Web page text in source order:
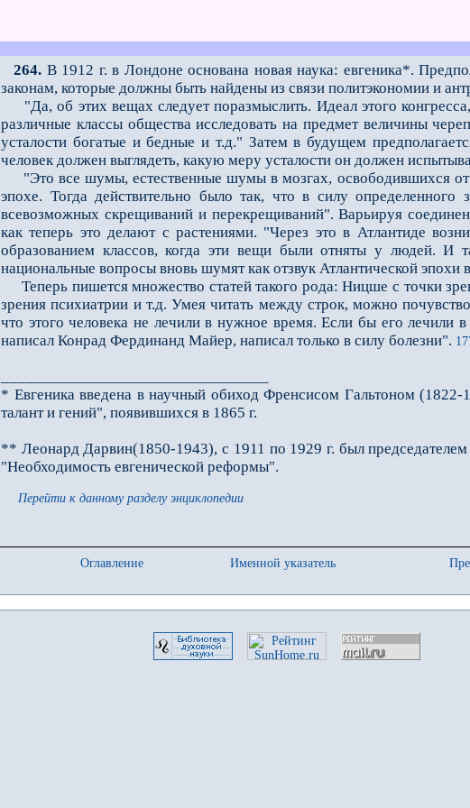
264. В 1912 г. в Лондоне основана новая наука: евгеника*.
законам, которые должны быть найдены из связи политэкономии и
"Да, об этих вещах следует поразмыслить. Идеал этого
различные классы общества исследовать на предмет величины
усталости богатые и бедные и т.д." Затем в будущем
человек должен выглядеть, какую меру усталости он должен
"Это всe шумы, естественные шумы в мозгах, освободившихся
эпохе. Тогда действительно было так, что в силу
всевозможных скрещиваний и перекрещиваний". Варьируя
как теперь это делают с растениями. "Через это в Атлантиде
образованием классов, когда эти вещи были отняты у людей. И
национальные вопросы вновь шумят как отзвук Атлантической эпохи
Теперь пишется множество статей такого рода: Ницше с точки
зрения психиатрии и т.д. Умея читать между строк, можно
что этого человека не лечили в нужное время. Если бы его
написал Конрад Фердинанд Майер, написал только в силу болезни".
* Евгеника введена в научный обиход Френсисом Гальтоном
талант и гений", появившихся в 1865 г.
** Леонард Дарвин(1850-1943), с 1911 по 1929 г. был председателем
"Необходимость евгенической реформы".
Перейти к данному разделу энциклопедии
Оглавление Именной указатель